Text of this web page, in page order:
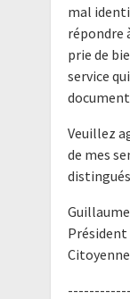
mal
répondre
prie de
service
Veuillez
de mes
Citoyenne